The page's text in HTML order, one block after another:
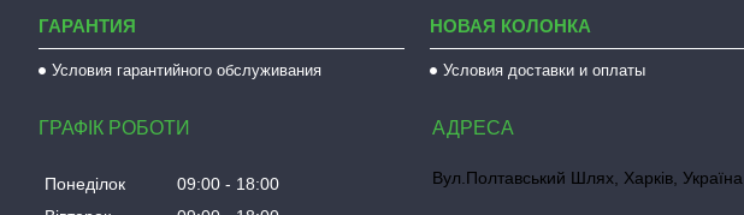
ГАРАНТИЯ
Условия гарантийного обслуживания
НОВАЯ КОЛОНКА
Условия доставки и оплаты
ГРАФІК РОБОТИ
Понеділок 09:00
18:00
Вул.Полтавський Шлях, Харків, Україна